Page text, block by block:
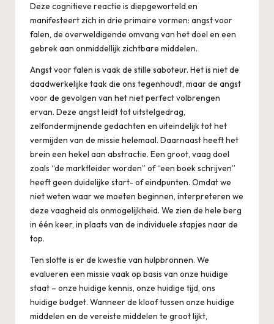
Deze cognitieve reactie is diepgeworteld en
manifesteert zich in drie primaire vormen: angst voor
falen, de overweldigende omvang van het doel en een
gebrek aan onmiddellijk zichtbare middelen.
Angst voor falen is vaak de stille saboteur. Het is niet de
daadwerkelijke taak die ons tegenhoudt, maar de angst
voor de gevolgen van het niet perfect volbrengen
ervan. Deze angst leidt tot uitstelgedrag,
zelfondermijnende gedachten en uiteindelijk tot het
vermijden van de missie helemaal. Daarnaast heeft het
brein een hekel aan abstractie. Een groot, vaag doel
zoals “de marktleider worden” of “een boek schrijven”
heeft geen duidelijke start- of eindpunten. Omdat we
niet weten waar we moeten beginnen, interpreteren we
deze vaagheid als onmogelijkheid. We zien de hele berg
in één keer, in plaats van de individuele stapjes naar de
top.
Ten slotte is er de kwestie van hulpbronnen. We
evalueren een missie vaak op basis van onze huidige
staat – onze huidige kennis, onze huidige tijd, ons
huidige budget. Wanneer de kloof tussen onze huidige
middelen en de vereiste middelen te groot lijkt,